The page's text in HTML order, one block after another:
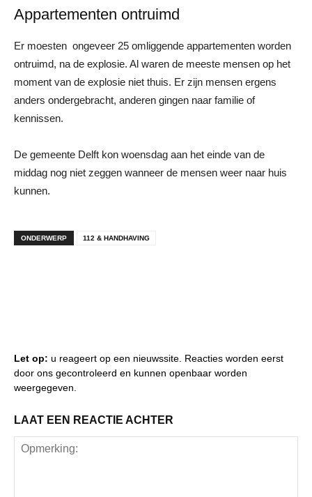
Appartementen ontruimd
Er moesten ongeveer 25 omliggende appartementen worden
ontruimd, na de explosie. Al waren de meeste mensen op het
moment van de explosie niet thuis. Er zijn mensen ergens
anders ondergebracht, anderen gingen naar familie of
kennissen.
De gemeente Delft kon woensdag aan het einde van de
middag nog niet zeggen wanneer de mensen weer naar huis
kunnen.
ONDERWERP 112 & HANDHAVING
Let op: u reageert op een nieuwssite. Reacties worden eerst
door ons gecontroleerd en kunnen openbaar worden
weergegeven.
LAAT EEN REACTIE ACHTER